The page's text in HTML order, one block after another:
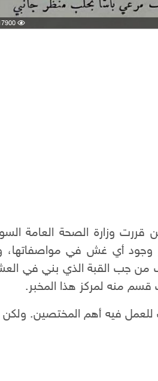
17900 مشاهدة
وزارة الصحة العامة
وجود أي غش في مواصفاتها،
جب القبة الذي بني في
منه لمركز هذا المخبر.
للعمل فيه أهم المختصين.